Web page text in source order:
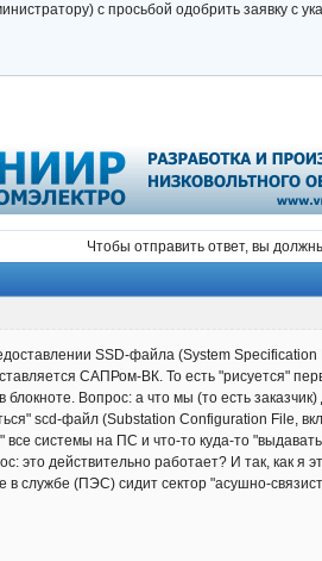
с просьбой одобрить заявку с
Чтобы отправить ответ, вы
SSD-файла (System
САПРом-ВК. То есть "рисуется"
Вопрос: а что мы (то есть
scd-файл (Substation Configuration File,
системы на ПС и что-то куда-то
это действительно работает? И так, как я
службе (ПЭС) сидит сектор "асушно-